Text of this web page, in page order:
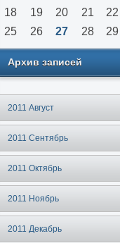
18
19 20 21 22
25
26 27 28 29
Архив записей
2011 Август
2011 Сентябрь
2011 Октябрь
2011 Ноябрь
2011 Декабрь